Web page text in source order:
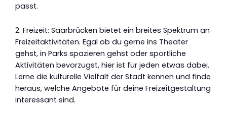
passt.
2. Freizeit: Saarbrücken bietet ein breites Spektrum an
Freizeitaktivitäten. Egal ob du gerne ins Theater
gehst, in Parks spazieren gehst oder sportliche
Aktivitäten bevorzugst, hier ist für jeden etwas dabei.
Lerne die kulturelle Vielfalt der Stadt kennen und finde
heraus, welche Angebote für deine Freizeitgestaltung
interessant sind.